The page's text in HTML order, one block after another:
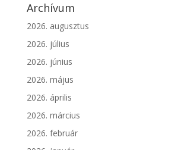
Archívum
2026. augusztus
2026. július
2026. június
2026. május
2026. április
2026. március
2026. február